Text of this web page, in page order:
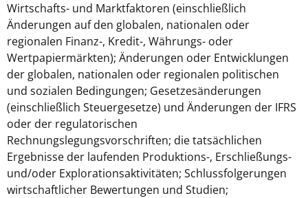
Wirtschafts- und Marktfaktoren (einschließlich
Änderungen auf den globalen, nationalen oder
regionalen Finanz-, Kredit-, Währungs- oder
Wertpapiermärkten); Änderungen oder Entwicklungen
der globalen, nationalen oder regionalen politischen
und sozialen Bedingungen; Gesetzesänderungen
(einschließlich Steuergesetze) und Änderungen der IFRS
oder der regulatorischen
Rechnungslegungsvorschriften; die tatsächlichen
Ergebnisse der laufenden Produktions-, Erschließungs-
und/oder Explorationsaktivitäten; Schlussfolgerungen
wirtschaftlicher Bewertungen und Studien;